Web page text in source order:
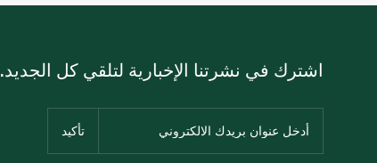
اشترك في نشرتنا الإخبارية لتلقي كل الجديد.